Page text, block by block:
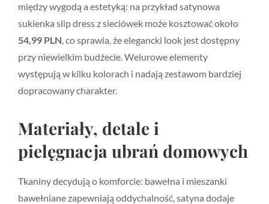
między wygodą a estetyką: na przykład satynowa
sukienka slip dress z sieciówek może kosztować około
54,99 PLN, co sprawia, że elegancki look jest dostępny
przy niewielkim budżecie. Welurowe elementy
występują w kilku kolorach i nadają zestawom bardziej
dopracowany charakter.
Materiały, detale i
pielęgnacja ubrań domowych
Tkaniny decydują o komforcie: bawełna i mieszanki
bawełniane zapewniają oddychalność, satyna dodaje